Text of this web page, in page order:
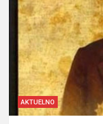
AKTUELNO